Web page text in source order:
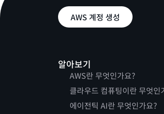
AWS 계정 생성
알아보기
AWS란 무엇인가요?
클라우드 컴퓨팅이란 무엇인
에이전틱 AI란 무엇인가요?